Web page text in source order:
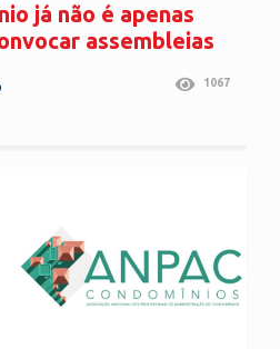
já não é apenas
assembleias
1067